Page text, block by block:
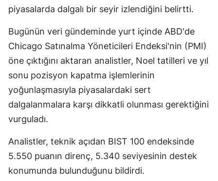
Isparta
Mersin
İstanbul
Kars
Kastamonu
piyasalarda dalgalı bir seyir izlendiğini belirtti.
Bugünün veri gündeminde yurt içinde ABD'de
Chicago Satınalma Yöneticileri Endeksi'nin (PMI)
öne çıktığını aktaran analistler, Noel tatilleri ve yıl
sonu pozisyon kapatma işlemlerinin
yoğunlaşmasıyla piyasalardaki sert
dalgalanmalara karşı dikkatli olunması gerektiğini
vurguladı.
Analistler, teknik açıdan BIST 100 endeksinde
5.550 puanın direnç, 5.340 seviyesinin destek
konumunda bulunduğunu bildirdi.